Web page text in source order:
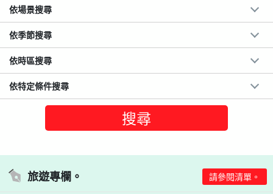
依場景搜尋
依季節搜尋
依時區搜尋
依特定條件搜尋
旅遊專欄。 請參閱清單。